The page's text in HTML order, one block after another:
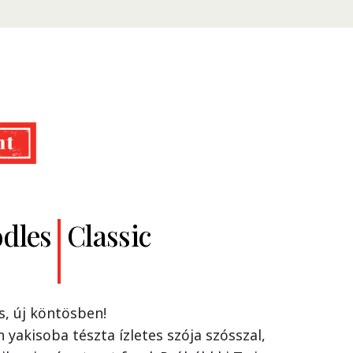
Thai Chicken
ízvilágát a Nissin Ramen Thai
egy finom rámen
is tökéletes egyensúlyt teremtenek. A
Classic
új köntösben!
yakisoba tészta ízletes szója szósszal,